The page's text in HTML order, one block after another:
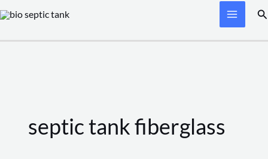
Skip
content
septic tank fiberglass